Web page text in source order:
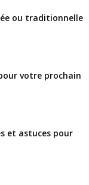
ou traditionnelle
votre prochain
et astuces pour